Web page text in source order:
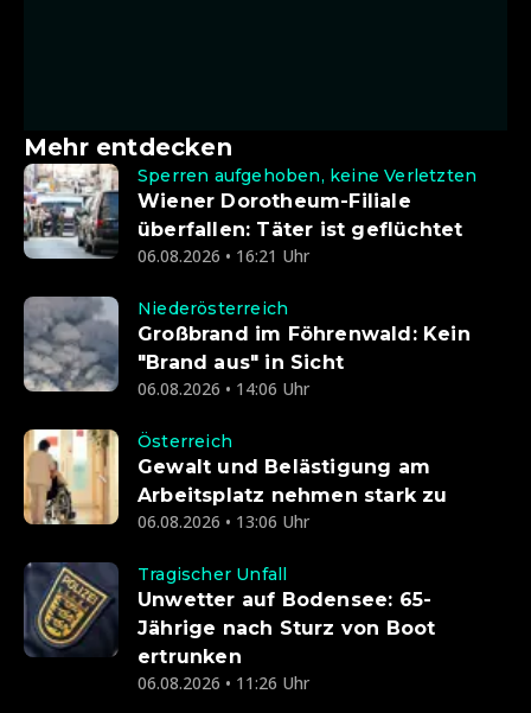
Mehr entdecken
Sperren aufgehoben, keine Verletzten
Wiener Dorotheum-Filiale
überfallen: Täter ist geflüchtet
06.08.2026 • 16:21 Uhr
Niederösterreich
Großbrand im Föhrenwald: Kein
"Brand aus" in Sicht
06.08.2026 • 14:06 Uhr
Österreich
Gewalt und Belästigung am
Arbeitsplatz nehmen stark zu
06.08.2026 • 13:06 Uhr
Tragischer Unfall
Unwetter auf Bodensee: 65-
Jährige nach Sturz von Boot
ertrunken
06.08.2026 • 11:26 Uhr